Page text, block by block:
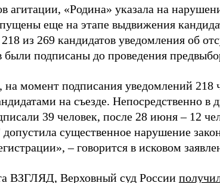
агитации, «Родина» указала на
еще на этапе выдвижения
из 269 кандидатов уведомления об
были подписаны до проведения
момент подписания уведомлений 218
на съезде. Непосредственно в
39 человек, после 28 июня – 12
существенное нарушение
– говорится в исковом
ВЗГЛЯД, Верховный суд России